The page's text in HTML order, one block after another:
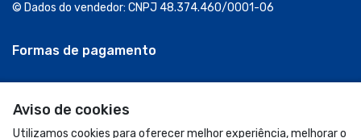
Aviso de cookies
Utilizamos cookies para oferecer melhor experiência, melhorar o
© Dados do vendedor: CNPJ 48.374.460/0001-06
Formas de pagamento